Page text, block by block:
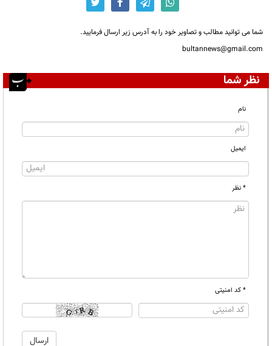
شما می توانید مطالب و تصاویر خود را به آدرس زیر ارسال فرمایید.
bultannews@gmail.com
نظر شما
نام
ایمیل
* نظر
* کد امنیتی